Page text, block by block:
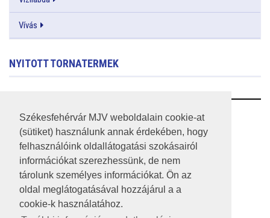
Székesfehérvár MJV weboldalain cookie-at
(sütiket) használunk annak érdekében, hogy
felhasználóink oldallátogatási szokásairól
információkat szerezhessünk, de nem
tárolunk személyes információkat. Ön az
oldal meglátogatásával hozzájárul a a
cookie-k használatához.
Vívás
NYITOTT TORNATERMEK
RSS
A HONLAP 2017.03.31-I ÁLLAPOTA
JOGI NYILATKOZAT
IMPRESSZUM